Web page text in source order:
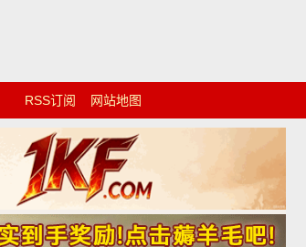
RSS订阅 网站地图